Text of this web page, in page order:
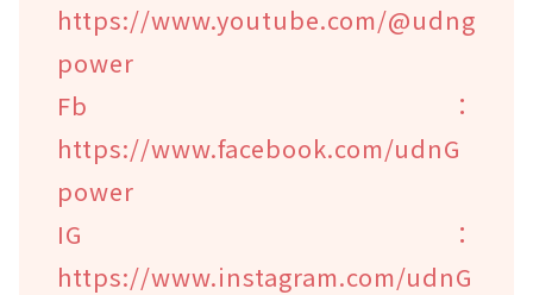
https://www.youtube.com/@udng
power
Fb：
https://www.facebook.com/udnG
power
IG：
https://www.instagram.com/udnG